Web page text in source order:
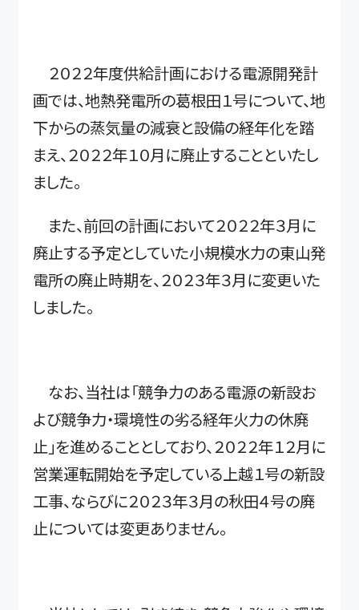
２０２２年度供給計画における電源開発計
画では、地熱発電所の葛根田１号について、地
下からの蒸気量の減衰と設備の経年化を踏
まえ、２０２２年１０月に廃止することといたし
ました。
また、前回の計画において２０２２年３月に
廃止する予定としていた小規模水力の東山発
電所の廃止時期を、２０２３年３月に変更いた
しました。
なお、当社は「競争力のある電源の新設お
よび競争力・環境性の劣る経年火力の休廃
止」を進めることとしており、２０２２年１２月に
営業運転開始を予定している上越１号の新設
工事、ならびに２０２３年３月の秋田４号の廃
止については変更ありません。